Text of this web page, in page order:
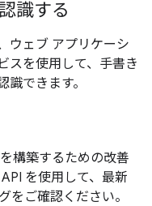
識する
ウェブ アプリケーシ
スを使用して、手書き
できます。
構築するための改善
を使用して、最新
をご確認ください。